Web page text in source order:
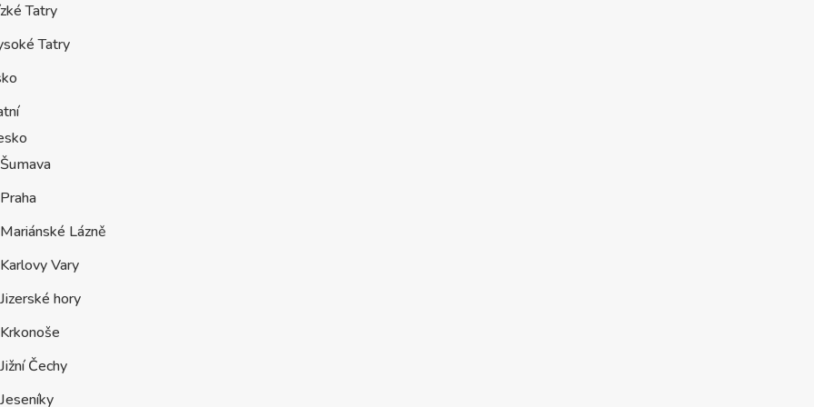
Tatry
Tatry
Šumava
Praha
Mariánské Lázně
Karlovy Vary
Jizerské hory
Krkonoše
Jižní Čechy
Jeseníky